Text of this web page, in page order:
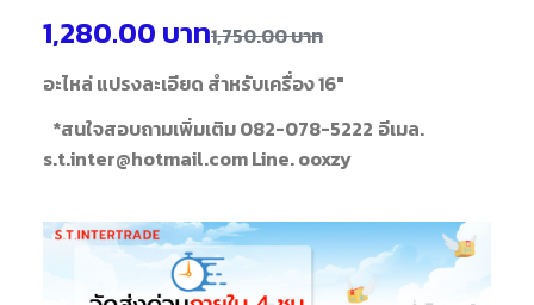
1,750.00บาท
1,280.00 บาท
อะไหล่ แปรงละเอียด สำหรับเครื่อง 16"
*สนใจสอบถามเพิ่มเติม 082-078-5222 อีเมล.
s.t.inter@hotmail.com Line. ooxzy